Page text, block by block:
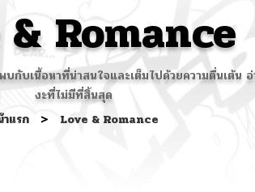
& Romance
เนื้อหาที่น่าสนใจและเต็มไปด้วยความตื่นเต้น
งะที่ไม่มีที่สิ้นสุด
แรก > Love & Romance